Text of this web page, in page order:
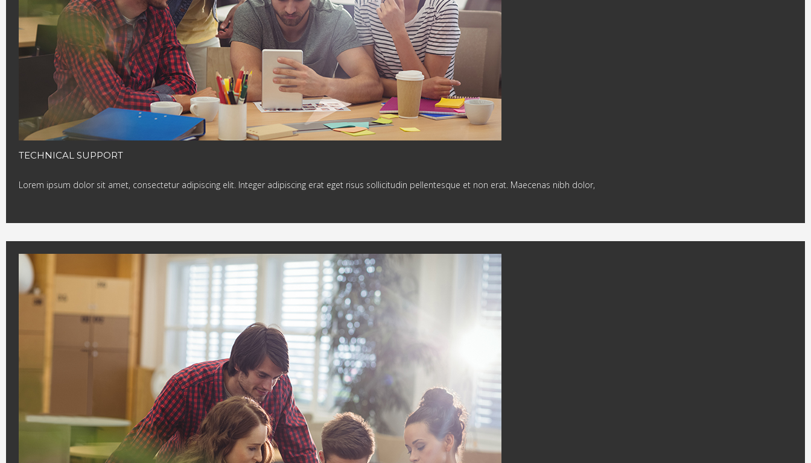
TECHNICAL SUPPORT
Lorem ipsum dolor sit amet, consectetur adipiscing elit. Integer adipiscing erat eget risus sollicitudin pellentesque et non erat. Maecenas nibh dolor,